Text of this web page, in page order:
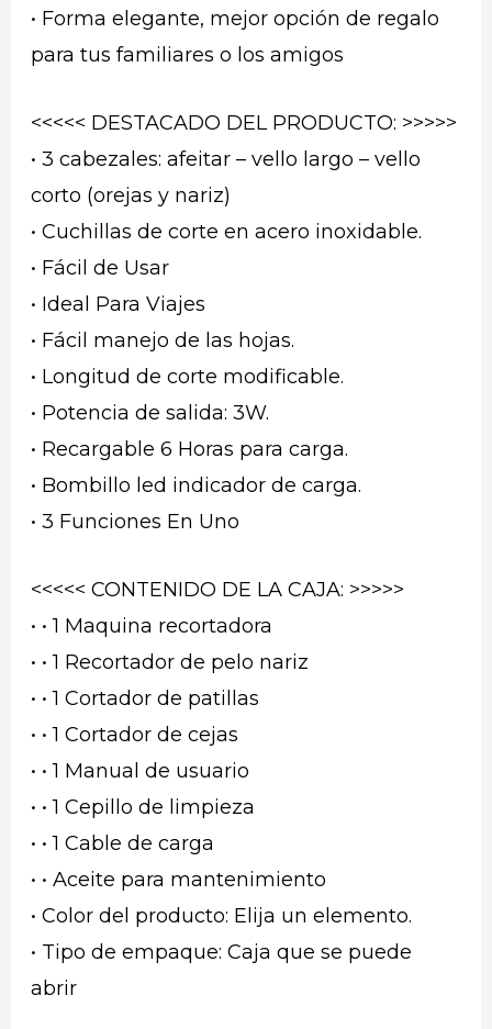
• Forma elegante, mejor opción de regalo
para tus familiares o los amigos
<<<<< DESTACADO DEL PRODUCTO: >>>>>
• 3 cabezales: afeitar – vello largo – vello
corto (orejas y nariz)
• Cuchillas de corte en acero inoxidable.
• Fácil de Usar
• Ideal Para Viajes
• Fácil manejo de las hojas.
• Longitud de corte modificable.
• Potencia de salida: 3W.
• Recargable 6 Horas para carga.
• Bombillo led indicador de carga.
• 3 Funciones En Uno
<<<<< CONTENIDO DE LA CAJA: >>>>>
• • 1 Maquina recortadora
• • 1 Recortador de pelo nariz
• • 1 Cortador de patillas
• • 1 Cortador de cejas
• • 1 Manual de usuario
• • 1 Cepillo de limpieza
• • 1 Cable de carga
• • Aceite para mantenimiento
• Color del producto: Elija un elemento.
• Tipo de empaque: Caja que se puede
abrir